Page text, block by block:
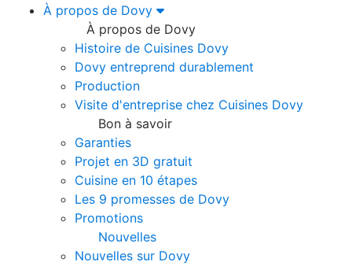
À propos de Dovy
À propos de Dovy
Histoire de Cuisines Dovy
Dovy entreprend durablement
Production
Visite d'entreprise chez Cuisines Dovy
Bon à savoir
Garanties
Projet en 3D gratuit
Cuisine en 10 étapes
Les 9 promesses de Dovy
Promotions
Nouvelles
Nouvelles sur Dovy